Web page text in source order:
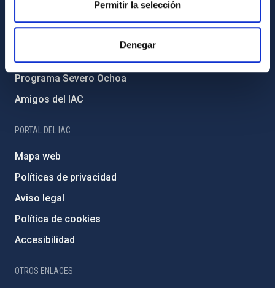
Permitir la selección
Denegar
Programa Severo Ochoa
Amigos del IAC
PORTAL DEL IAC
Mapa web
Políticas de privacidad
Aviso legal
Política de cookies
Accesibilidad
OTROS ENLACES